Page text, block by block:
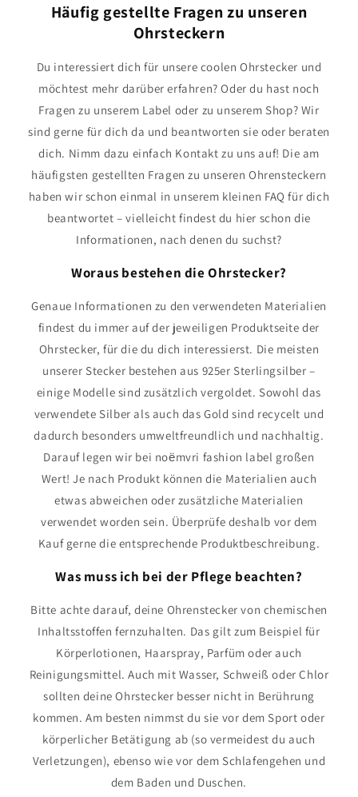
Häufig gestellte Fragen zu unseren
Ohrsteckern
Du interessiert dich für unsere coolen Ohrstecker und
möchtest mehr darüber erfahren? Oder du hast noch
Fragen zu unserem Label oder zu unserem Shop? Wir
sind gerne für dich da und beantworten sie oder beraten
dich. Nimm dazu einfach Kontakt zu uns auf! Die am
häufigsten gestellten Fragen zu unseren Ohrensteckern
haben wir schon einmal in unserem kleinen FAQ für dich
beantwortet – vielleicht findest du hier schon die
Informationen, nach denen du suchst?
Woraus bestehen die Ohrstecker?
Genaue Informationen zu den verwendeten Materialien
findest du immer auf der jeweiligen Produktseite der
Ohrstecker, für die du dich interessierst. Die meisten
unserer Stecker bestehen aus 925er Sterlingsilber –
einige Modelle sind zusätzlich vergoldet. Sowohl das
verwendete Silber als auch das Gold sind recycelt und
dadurch besonders umweltfreundlich und nachhaltig.
Darauf legen wir bei noёmvri fashion label großen
Wert! Je nach Produkt können die Materialien auch
etwas abweichen oder zusätzliche Materialien
verwendet worden sein. Überprüfe deshalb vor dem
Kauf gerne die entsprechende Produktbeschreibung.
Was muss ich bei der Pflege beachten?
Bitte achte darauf, deine Ohrenstecker von chemischen
Inhaltsstoffen fernzuhalten. Das gilt zum Beispiel für
Körperlotionen, Haarspray, Parfüm oder auch
Reinigungsmittel. Auch mit Wasser, Schweiß oder Chlor
sollten deine Ohrstecker besser nicht in Berührung
kommen. Am besten nimmst du sie vor dem Sport oder
körperlicher Betätigung ab (so vermeidest du auch
Verletzungen), ebenso wie vor dem Schlafengehen und
dem Baden und Duschen.